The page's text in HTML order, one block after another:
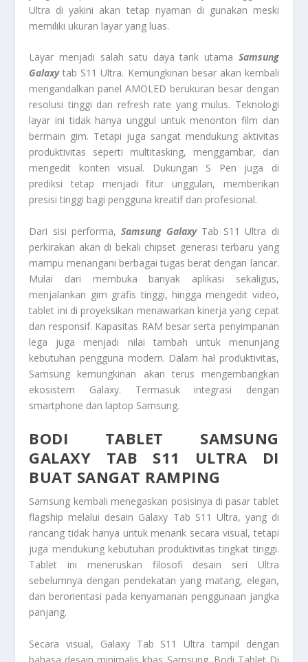
Ultra di yakini akan tetap nyaman di gunakan meski
memiliki ukuran layar yang luas.
Layar menjadi salah satu daya tarik utama Samsung
Galaxytab S11 Ultra. Kemungkinan besar akan kembali
mengandalkan panel AMOLED berukuran besar dengan
resolusi tinggi dan refresh rate yang mulus. Teknologi
layar ini tidak hanya unggul untuk menonton film dan
bermain gim. Tetapi juga sangat mendukung aktivitas
produktivitas seperti multitasking, menggambar, dan
mengedit konten visual. Dukungan S Pen juga di
prediksi tetap menjadi fitur unggulan, memberikan
presisi tinggi bagi pengguna kreatif dan profesional.
Dari sisi performa, Samsung Galaxy Tab S11 Ultra di
perkirakan akan di bekali chipset generasi terbaru yang
mampu menangani berbagai tugas berat dengan lancar.
Mulai dari membuka banyak aplikasi sekaligus,
menjalankan gim grafis tinggi, hingga mengedit video,
tablet ini di proyeksikan menawarkan kinerja yang cepat
dan responsif. Kapasitas RAM besar serta penyimpanan
lega juga menjadi nilai tambah untuk menunjang
kebutuhan pengguna modern. Dalam hal produktivitas,
Samsung kemungkinan akan terus mengembangkan
ekosistem Galaxy. Termasuk integrasi dengan
smartphone dan laptop Samsung.
BODI TABLET SAMSUNG
GALAXY TAB S11 ULTRA DI
BUAT SANGAT RAMPING
Samsung kembali menegaskan posisinya di pasar tablet
flagship melalui desain Galaxy Tab S11 Ultra, yang di
rancang tidak hanya untuk menarik secara visual, tetapi
juga mendukung kebutuhan produktivitas tingkat tinggi.
Tablet ini meneruskan filosofi desain seri Ultra
sebelumnya dengan pendekatan yang matang, elegan,
dan berorientasi pada kenyamanan penggunaan jangka
panjang.
Secara visual, Galaxy Tab S11 Ultra tampil dengan
bahasa desain minimalis khas Samsung. Bodi Tablet Di